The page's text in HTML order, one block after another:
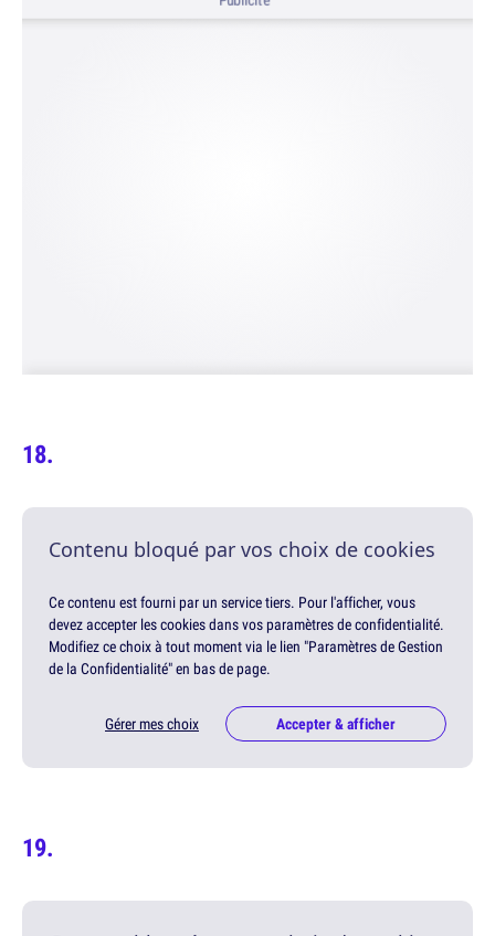
Contenu bloqué par vos choix de cookies
Ce contenu est fourni par un service tiers. Pour l'afficher, vous
devez accepter les cookies dans vos paramètres de confidentialité.
Modifiez ce choix à tout moment via le lien "Paramètres de Gestion
de la Confidentialité" en bas de page.
Gérer mes choix Accepter & afficher